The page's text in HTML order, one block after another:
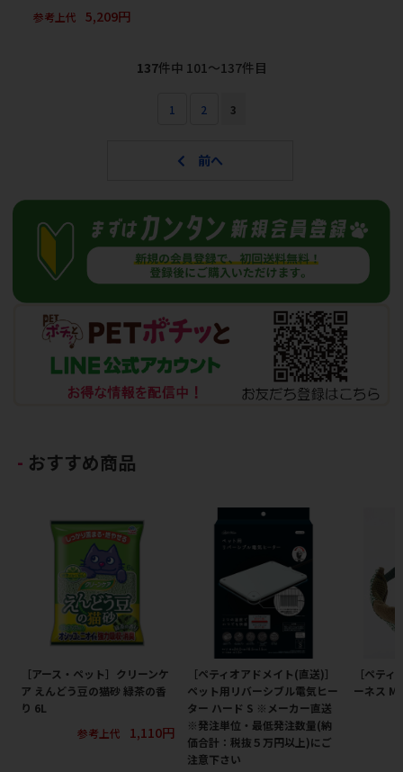
参考上代
5,209円
137件中 101〜137件目
1 2 3
おすすめ商品
［アース・ペット］クリーンケ
ア えんどう豆の猫砂 緑茶の香
り 6L
参考上代
1,110円
［ペティオアドメイト(直送)］
ペット用リバーシブル電気ヒー
ター ハード S ※メーカー直送
※発注単位・最低発注数量(納
価合計：税抜５万円以上)にご
注意下さい
［ペテ
ーネス M